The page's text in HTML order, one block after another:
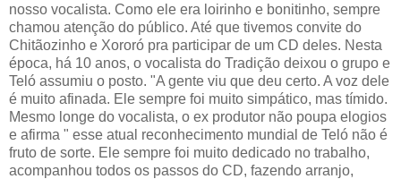
nosso vocalista. Como ele era loirinho e bonitinho, sempre
chamou atenção do público. Até que tivemos convite do
Chitãozinho e Xororó pra participar de um CD deles. Nesta
época, há 10 anos, o vocalista do Tradição deixou o grupo e
Teló assumiu o posto. "A gente viu que deu certo. A voz dele
é muito afinada. Ele sempre foi muito simpático, mas tímido.
Mesmo longe do vocalista, o ex produtor não poupa elogios
e afirma " esse atual reconhecimento mundial de Teló não é
fruto de sorte. Ele sempre foi muito dedicado no trabalho,
acompanhou todos os passos do CD, fazendo arranjo,